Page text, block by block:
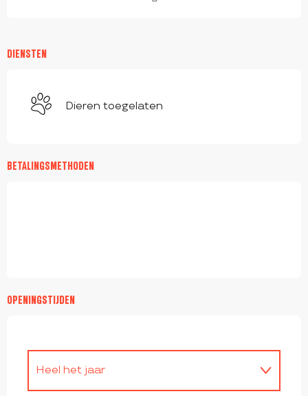
DIENSTEN
Dieren toegelaten
BETALINGSMETHODEN
OPENINGSTIJDEN
Heel het jaar